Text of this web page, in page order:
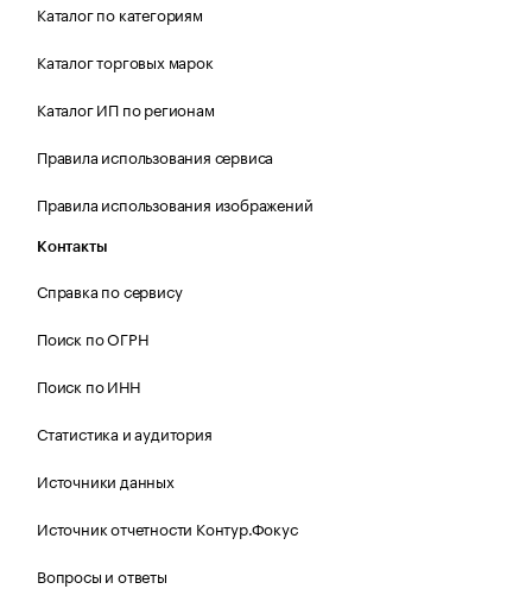
Каталог по категориям
Каталог торговых марок
Каталог ИП по регионам
Правила использования сервиса
Правила использования изображений
Контакты
Справка по сервису
Поиск по ОГРН
Поиск по ИНН
Статистика и аудитория
Источники данных
Источник отчетности Контур.Фокус
Вопросы и ответы